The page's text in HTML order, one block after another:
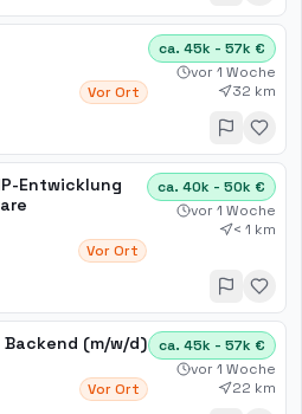
Vor Ort
ca. 45k - 57k €
vor 1 Woche
32 km
Entwicklung
Vor Ort
ca. 40k - 50k €
vor 1 Woche
< 1 km
Backend (m/w/d)
Vor Ort
ca. 45k - 57k €
vor 1 Woche
22 km